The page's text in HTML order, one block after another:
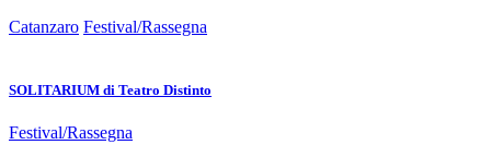
Catanzaro Festival/Rassegna
SOLITARIUM di Teatro Distinto
Festival/Rassegna